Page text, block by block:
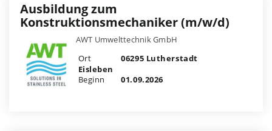
Ausbildung zum
Konstruktionsmechaniker (m/w/d)
AWT Umwelttechnik GmbH
Ort
06295 Lutherstadt
Eisleben
Beginn
01.09.2026